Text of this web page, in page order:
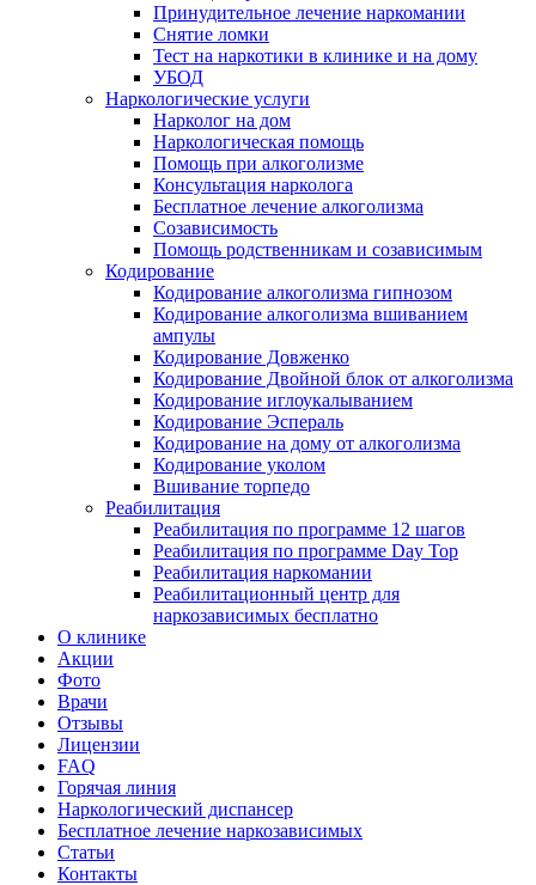
Принудительное лечение наркомании
Снятие ломки
Тест на наркотики в клинике и на дому
УБОД
Наркологические услуги
Нарколог на дом
Наркологическая помощь
Помощь при алкоголизме
Консультация нарколога
Бесплатное лечение алкоголизма
Созависимость
Помощь родственникам и созависимым
Кодирование
Кодирование алкоголизма гипнозом
Кодирование алкоголизма вшиванием
ампулы
Кодирование Довженко
Кодирование Двойной блок от алкоголизма
Кодирование иглоукалыванием
Кодирование Эспераль
Кодирование на дому от алкоголизма
Кодирование уколом
Вшивание торпедо
Реабилитация
Реабилитация по программе 12 шагов
Реабилитация по программе Day Top
Реабилитация наркомании
Реабилитационный центр для
наркозависимых бесплатно
О клинике
Акции
Фото
Врачи
Отзывы
Лицензии
FAQ
Горячая линия
Наркологический диспансер
Бесплатное лечение наркозависимых
Статьи
Контакты